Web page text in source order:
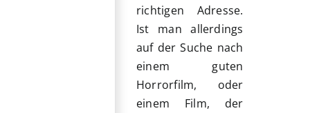
richtigen Adresse.
Ist man allerdings
auf der Suche nach
einem guten
Horrorfilm, oder
einem Film, der